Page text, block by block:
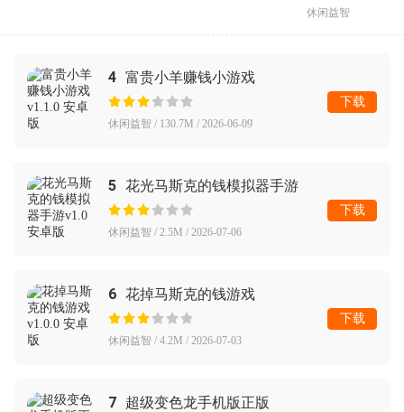
休闲益智
4 富贵小羊赚钱小游戏
休闲益智 / 130.7M / 2026-06-09
下载
5 花光马斯克的钱模拟器手游
休闲益智 / 2.5M / 2026-07-06
下载
6 花掉马斯克的钱游戏
休闲益智 / 4.2M / 2026-07-03
下载
7 超级变色龙手机版正版